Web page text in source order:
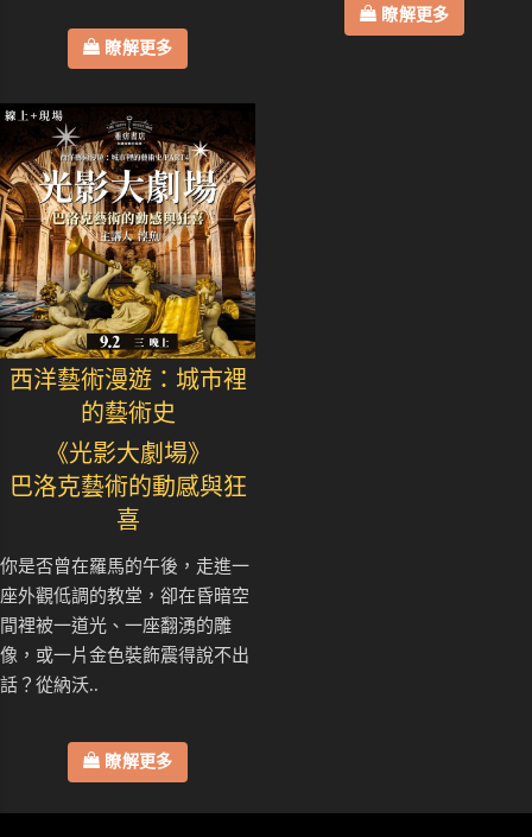
瞭解更多
瞭解更多
西洋藝術漫遊：城市裡
的藝術史
《光影大劇場》
巴洛克藝術的動感與狂
喜
你是否曾在羅馬的午後，走進一
座外觀低調的教堂，卻在昏暗空
間裡被一道光、一座翻湧的雕
像，或一片金色裝飾震得說不出
話？從納沃..
瞭解更多